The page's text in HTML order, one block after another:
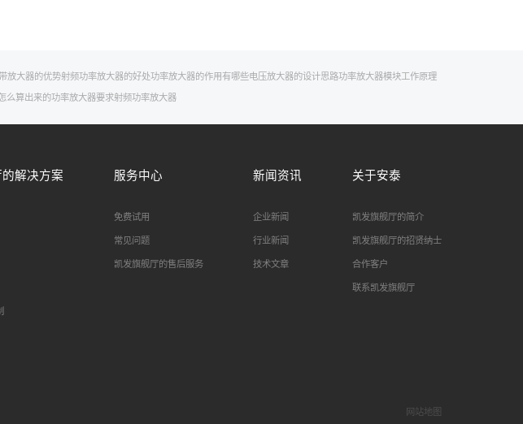
放大器的优势射频功率放大器的好处功率放大器的作用有哪些电压放大器的设计思路功率放大器模块工作原理
么算出来的功率放大器要求射频功率放大器
解决方案 服务中心
免费试用
常见问题
凯发旗舰厅的售后服务
新闻资讯
企业新闻
行业新闻
技术文章
关于安泰
凯发旗舰厅的简介
凯发旗舰厅的招贤纳士
合作客户
联系凯发旗舰厅
网站地图